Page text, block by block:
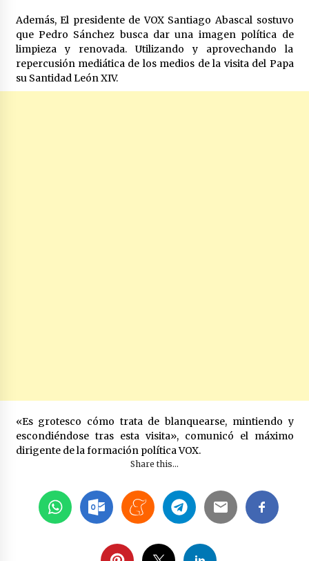
Además, El presidente de VOX Santiago Abascal sostuvo
que Pedro Sánchez busca dar una imagen política de
limpieza y renovada. Utilizando y aprovechando la
repercusión mediática de los medios de la visita del Papa
su Santidad León XIV.
«Es grotesco cómo trata de blanquearse, mintiendo y
escondiéndose tras esta visita», comunicó el máximo
dirigente de la formación política VOX.
Share this...